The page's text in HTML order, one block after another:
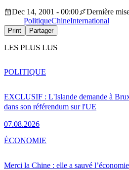
Dec 14, 2001 - 00:00
Dernière
PolitiqueChineInternational
Print Partager
LES PLUS LUS
EXCLUSIF : L'Islande demande à
dans son référendum sur l'UE
07.08.2026
POLITIQUE
Merci la Chine : elle a sauvé
ÉCONOMIE